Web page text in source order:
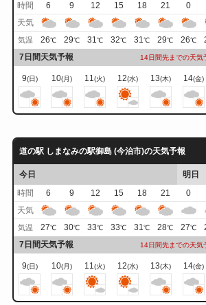
時間
6 9 12 15 18 21 0
天気
気温 26℃ 29℃ 31℃ 32℃ 31℃ 29℃ 26℃
7日間天気予報 14日間先までの天気
9(日) 10(月) 11(火) 12(水) 13(木) 14(金)
道の駅 しまなみの駅御島 (今治市)の天気予報
今日
明日
時間
6 9 12 15 18 21 0
天気
気温 27℃ 30℃ 33℃ 33℃ 31℃ 28℃ 27℃
7日間天気予報 14日間先までの天気
9(日) 10(月) 11 (火) 12(水) 13(木) 14(金)